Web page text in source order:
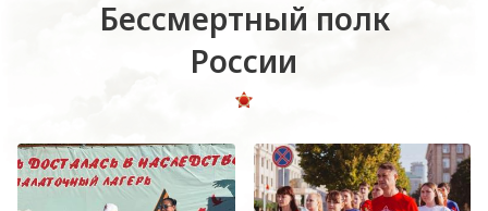
Бессмертный полк
России